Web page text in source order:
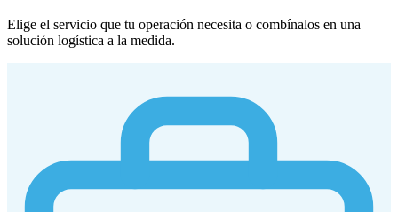
Elige el servicio que tu operación necesita o combínalos en una
solución logística a la medida.